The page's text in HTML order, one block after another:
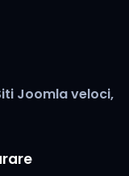
Joomla veloci,